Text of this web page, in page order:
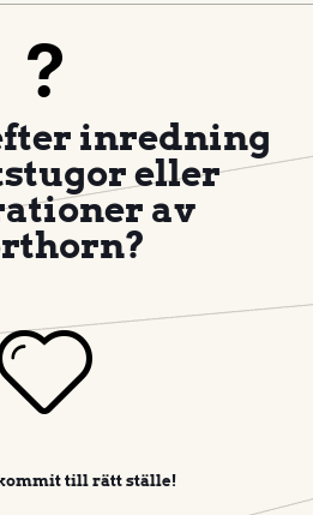
inredning
eller
av
till rätt ställe!